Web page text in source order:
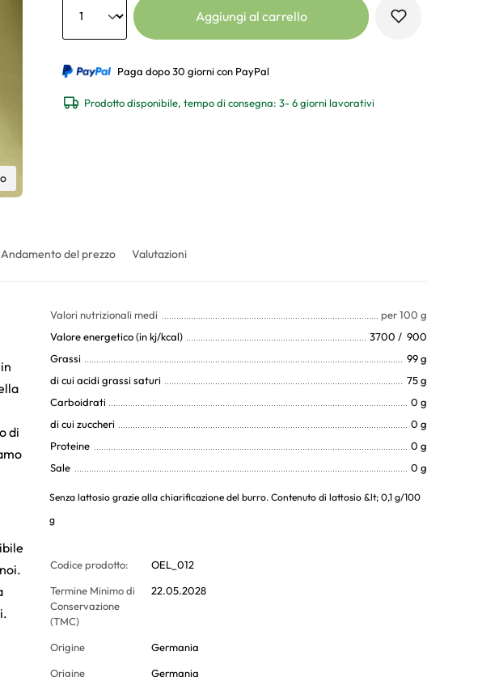
Aggiungi al carrello
Paga dopo 30 giorni con PayPal
Prodotto disponibile, tempo di consegna: 3- 6 giorni lavorativi
Andamento del prezzo Valutazioni
di
Valori nutrizionali medi
per 100 g
Valore energetico (in kj/kcal)
3700 / 900
Grassi
99 g
di cui acidi grassi saturi
75 g
Carboidrati
0 g
di cui zuccheri
0 g
Proteine
0 g
Sale
0 g
Senza lattosio grazie alla chiarificazione del burro. Contenuto di lattosio &lt; 0,1 g/100
g
Codice prodotto:
OEL_012
Termine Minimo di
Conservazione
(TMC)
22.05.2028
Origine
Germania
Origine
Germania